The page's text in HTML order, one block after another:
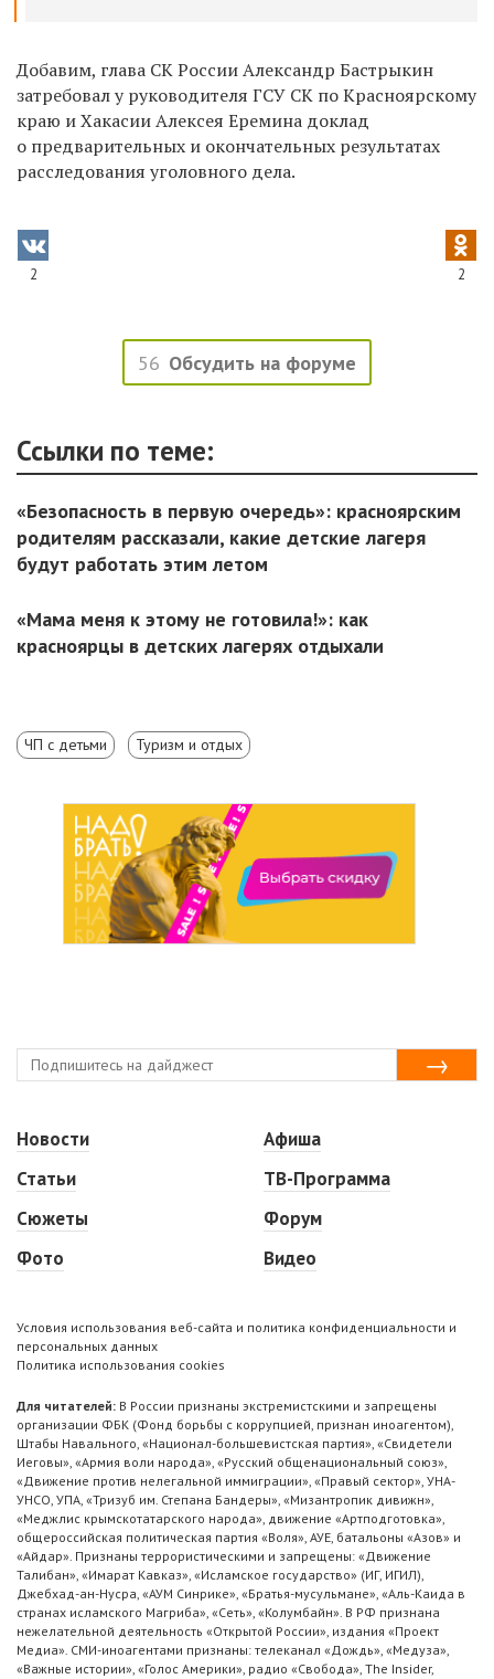
Добавим, глава СК России Александр Бастрыкин
затребовал у руководителя ГСУ СК по Красноярскому
краю и Хакасии Алексея Еремина доклад
о предварительных и окончательных результатах
расследования уголовного дела.
2 2
56 Обсудить на форуме
Ссылки по теме:
«Безопасность в первую очередь»: красноярским
родителям рассказали, какие детские лагеря
будут работать этим летом
«Мама меня к этому не готовила!»: как
красноярцы в детских лагерях отдыхали
ЧП с детьми Туризм и отдых
Новости
Статьи
Сюжеты
Фото
Афиша
ТВ-Программа
Форум
Видео
Условия использования веб-сайта и политика конфиденциальности и
персональных данных
Политика использования cookies
Для читателей: В России признаны экстремистскими и запрещены
организации ФБК (Фонд борьбы с коррупцией, признан иноагентом),
Штабы Навального, «Национал-большевистская партия», «Свидетели
Иеговы», «Армия воли народа», «Русский общенациональный союз»,
«Движение против нелегальной иммиграции», «Правый сектор», УНА-
УНСО, УПА, «Тризуб им. Степана Бандеры», «Мизантропик дивижн»,
«Меджлис крымскотатарского народа», движение «Артподготовка»,
общероссийская политическая партия «Воля», АУЕ, батальоны «Азов» и
«Айдар». Признаны террористическими и запрещены: «Движение
Талибан», «Имарат Кавказ», «Исламское государство» (ИГ, ИГИЛ),
Джебхад-ан-Нусра, «АУМ Синрике», «Братья-мусульмане», «Аль-Каида в
странах исламского Магриба», «Сеть», «Колумбайн». В РФ признана
нежелательной деятельность «Открытой России», издания «Проект
Медиа». СМИ-иноагентами признаны: телеканал «Дождь», «Медуза»,
«Важные истории», «Голос Америки», радио «Свобода», The Insider,